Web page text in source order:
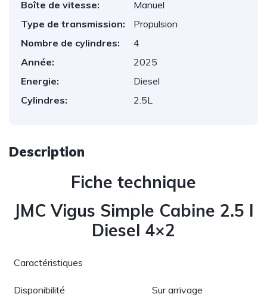
Boîte de vitesse:
Manuel
Type de transmission:
Propulsion
Nombre de cylindres:
4
Année:
2025
Energie:
Diesel
Cylindres:
2.5L
Description
Fiche technique
JMC Vigus Simple Cabine 2.5 l
Diesel 4×2
Caractéristiques
Disponibilité Sur arrivage